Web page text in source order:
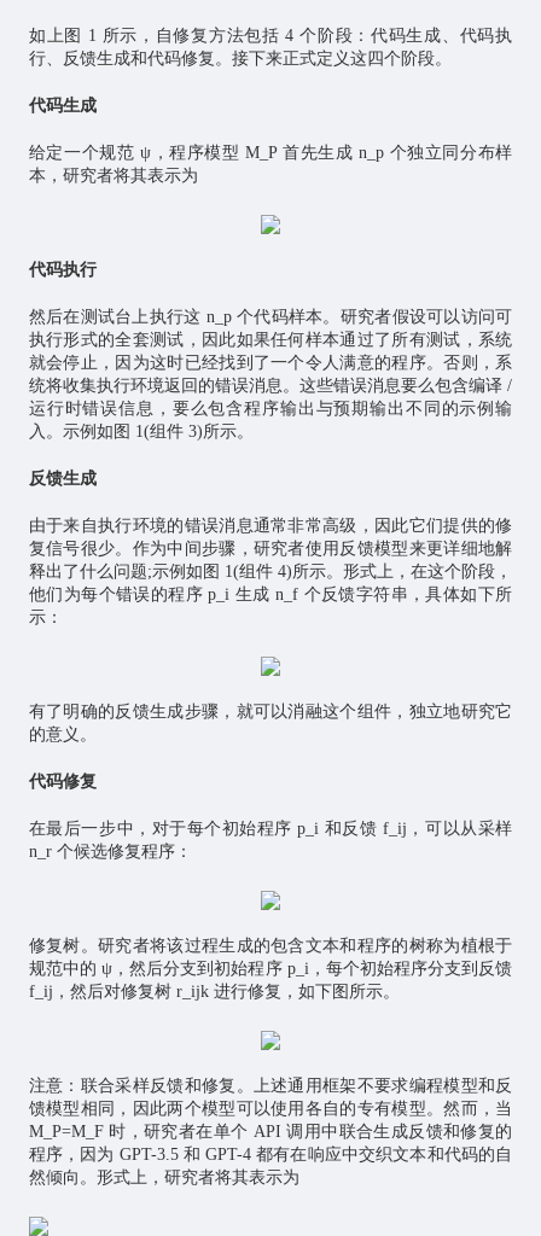
如上图 1 所示，自修复方法包括 4 个阶段：代码生成、代码执
行、反馈生成和代码修复。接下来正式定义这四个阶段。
代码生成
给定一个规范 ψ，程序模型 M_P 首先生成 n_p 个独立同分布样
本，研究者将其表示为
代码执行
然后在测试台上执行这 n_p 个代码样本。研究者假设可以访问可
执行形式的全套测试，因此如果任何样本通过了所有测试，系统
就会停止，因为这时已经找到了一个令人满意的程序。否则，系
统将收集执行环境返回的错误消息。这些错误消息要么包含编译 /
运行时错误信息，要么包含程序输出与预期输出不同的示例输
入。示例如图 1(组件 3)所示。
反馈生成
由于来自执行环境的错误消息通常非常高级，因此它们提供的修
复信号很少。作为中间步骤，研究者使用反馈模型来更详细地解
释出了什么问题;示例如图 1(组件 4)所示。形式上，在这个阶段，
他们为每个错误的程序 p_i 生成 n_f 个反馈字符串，具体如下所
示：
有了明确的反馈生成步骤，就可以消融这个组件，独立地研究它
的意义。
代码修复
在最后一步中，对于每个初始程序 p_i 和反馈 f_ij，可以从采样
n_r 个候选修复程序：
修复树。研究者将该过程生成的包含文本和程序的树称为植根于
规范中的 ψ，然后分支到初始程序 p_i，每个初始程序分支到反馈
f_ij，然后对修复树 r_ijk 进行修复，如下图所示。
注意：联合采样反馈和修复。上述通用框架不要求编程模型和反
馈模型相同，因此两个模型可以使用各自的专有模型。然而，当
M_P=M_F 时，研究者在单个 API 调用中联合生成反馈和修复的
程序，因为 GPT-3.5 和 GPT-4 都有在响应中交织文本和代码的自
然倾向。形式上，研究者将其表示为